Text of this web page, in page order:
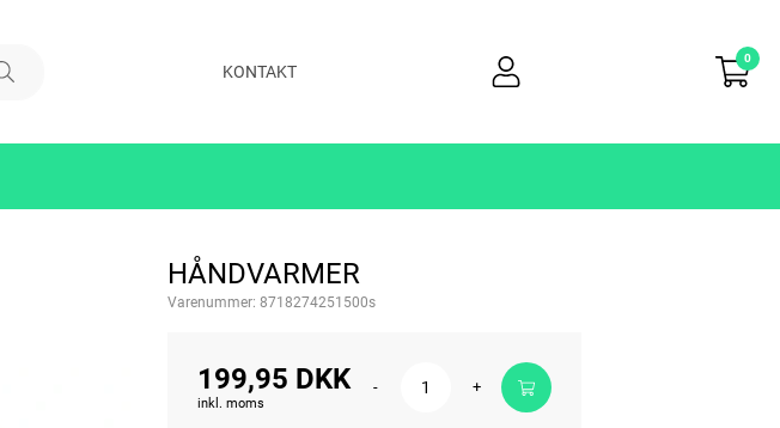
KONTAKT
0
HÅNDVARMER
Varenummer: 8718274251500s
199,95 DKK
inkl. moms
- +